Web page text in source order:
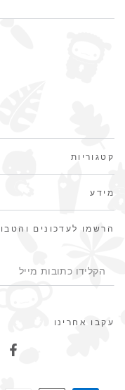
קטגוריות
מידע
הרשמו לעדכונים
הקלידו
כתובות
עקבו אחרינו